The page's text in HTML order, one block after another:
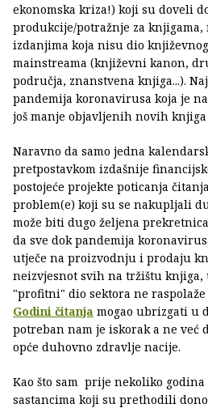
ekonomska kriza!) koji su doveli
produkcije/potražnje za knjigama,
izdanjima koja nisu dio
mainstreama (književni kanon,
područja, znanstvena knjiga...).
pandemija koronavirusa koja je
još manje objavljenih novih
Naravno da samo jedna
pretpostavkom izdašnije
postojeće projekte poticanja
problem(e) koji su se nakupljali
može biti dugo željena
da sve dok pandemija
utječe na proizvodnju i prodaju
neizvjesnot svih na tržištu
"profitni" dio sektora ne
Godini čitanja mogao ubrizgati u
potreban nam je iskorak a ne već
opće duhovno zdravlje nacije.
Kao što sam prije nekoliko godina
sastancima koji su prethodili